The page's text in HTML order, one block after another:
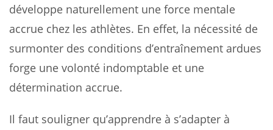
développe naturellement une force mentale
accrue chez les athlètes. En effet, la nécessité de
surmonter des conditions d’entraînement ardues
forge une volonté indomptable et une
détermination accrue.
Il faut souligner qu’apprendre à s’adapter à